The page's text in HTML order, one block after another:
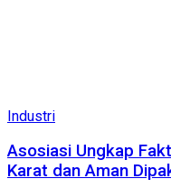
Industri
Asosiasi Ungkap
Karat dan Aman